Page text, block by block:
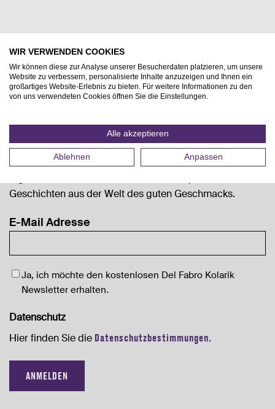
NEUGIER MACHT
GLÜCKLICH!
Wir stillen nicht nur Durst, wir stillen auch Ihre Neugierde
auf Neuigkeiten und Trends. Abonnieren Sie unsere
Geschichten aus der Welt des guten Geschmacks.
E-Mail Adresse
Newsletter
Ja, ich möchte den kostenlosen Del Fabro Kolarik
Newsletter erhalten.
Datenschutz
Hier finden Sie die Datenschutzbestimmungen.
WIR VERWENDEN COOKIES
Wir können diese zur Analyse unserer Besucherdaten platzieren, um unsere
Website zu verbessern, personalisierte Inhalte anzuzeigen und Ihnen ein
großartiges Website-Erlebnis zu bieten. Für weitere Informationen zu den
von uns verwendeten Cookies öffnen Sie die Einstellungen.
Alle akzeptieren
Ablehnen Anpassen